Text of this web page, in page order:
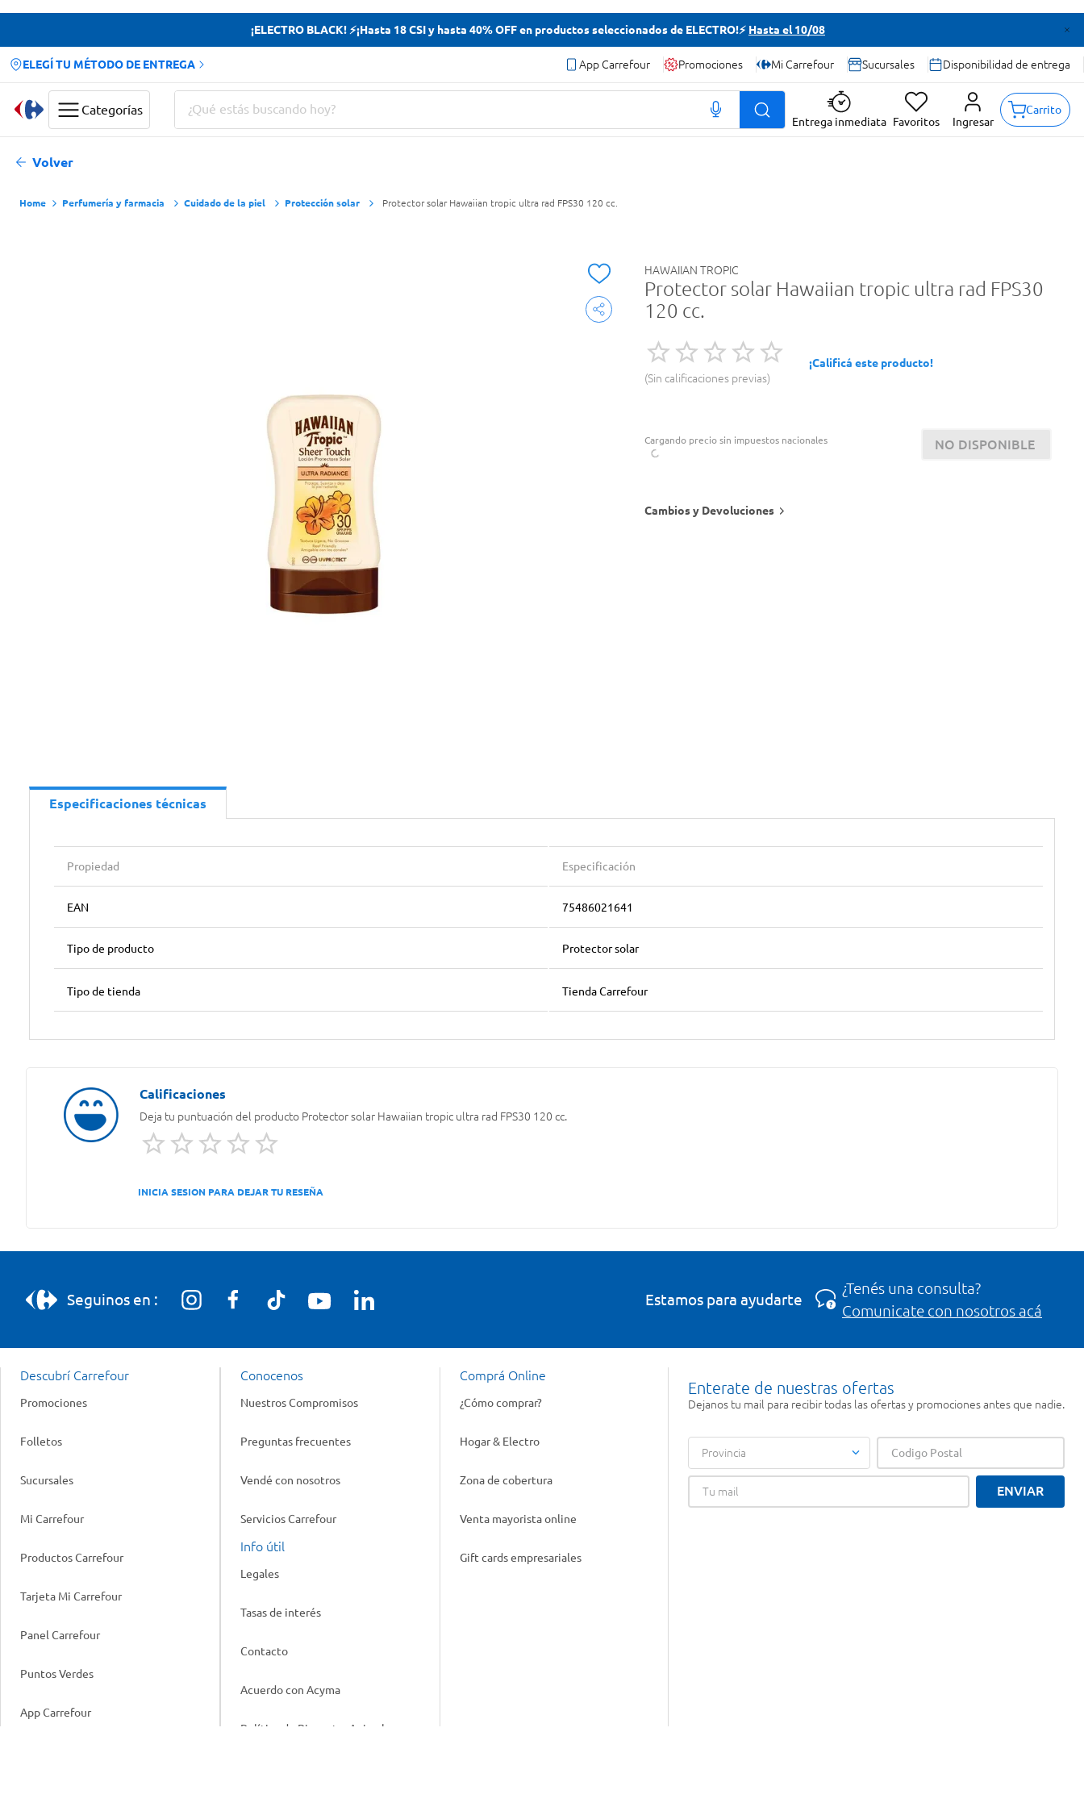
¡ELECTRO BLACK! ⚡¡Hasta 18 CSI y hasta 40% OFF en productos seleccionados de ELECTRO!⚡ Hasta el 10/08
ELEGÍ TU MÉTODO DE ENTREGA App Carrefour Promociones Mi Carrefour Sucursales Disponibilidad de entrega
Categorías
¿Qué estás buscando hoy?
Entrega inmediata Favoritos Ingresar
Carrito
Volver
Perfumería y farmacia Cuidado de la piel Protección solar Protector solar Hawaiian tropic ultra rad FPS30 120 cc.
HAWAIIAN TROPIC
Protector solar Hawaiian tropic ultra rad FPS30
120 cc.
Sin calificaciones previas
¡Calificá este producto!
Cargando precio sin impuestos nacionales NO DISPONIBLE
Cambios y Devoluciones
Especificaciones técnicas
Propiedad Especificación
EAN 75486021641
Tipo de producto Protector solar
Tipo de tienda Tienda Carrefour
Deja tu puntuación del producto Protector solar Hawaiian tropic ultra rad FPS30 120 cc.
INICIA SESION PARA DEJAR TU RESEÑA
Seguinos en : Estamos para ayudarte
¿Tenés una consulta?
Comunicate con nosotros acá
Descubrí Carrefour
Promociones
Folletos
Sucursales
Mi Carrefour
Productos Carrefour
Tarjeta Mi Carrefour
Panel Carrefour
Puntos Verdes
App Carrefour
Conocenos
Nuestros Compromisos
Preguntas frecuentes
Vendé con nosotros
Servicios Carrefour
Info útil
Legales
Tasas de interés
Contacto
Acuerdo con Acyma
Política de Bienestar Animal
Comprá Online
¿Cómo comprar?
Hogar & Electro
Zona de cobertura
Venta mayorista online
Gift cards empresariales
Enterate de nuestras ofertas
Dejanos tu mail para recibir todas las ofertas y promociones antes que nadie.
Provincia
ENVIAR
Términos más buscados